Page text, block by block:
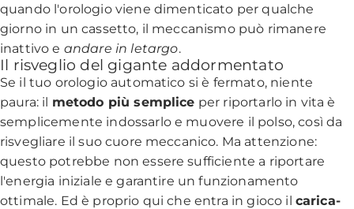
quando l'orologio viene dimenticato per qualche
giorno in un cassetto, il meccanismo può rimanere
inattivo e andare in letargo.
Il risveglio del gigante addormentato
Se il tuo orologio automatico si è fermato, niente
paura: il metodo più semplice per riportarlo in vita è
semplicemente indossarlo e muovere il polso, così da
risvegliare il suo cuore meccanico. Ma attenzione:
questo potrebbe non essere sufficiente a riportare
l'energia iniziale e garantire un funzionamento
ottimale. Ed è proprio qui che entra in gioco il carica-